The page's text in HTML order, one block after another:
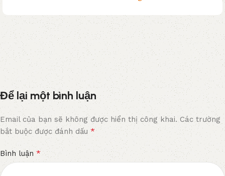
Để lại một bình luận
Email của bạn sẽ không được hiển thị công khai. Các trường
bắt buộc được đánh dấu *
Bình luận *